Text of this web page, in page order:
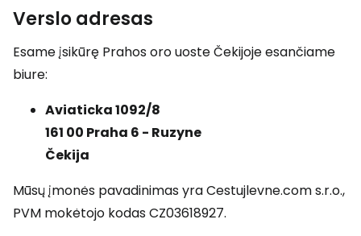
Verslo adresas
Esame įsikūrę Prahos oro uoste Čekijoje esančiame
biure:
Aviaticka 1092/8
161 00 Praha 6 - Ruzyne
Čekija
Mūsų įmonės pavadinimas yra Cestujlevne.com s.r.o.,
PVM mokėtojo kodas CZ03618927.